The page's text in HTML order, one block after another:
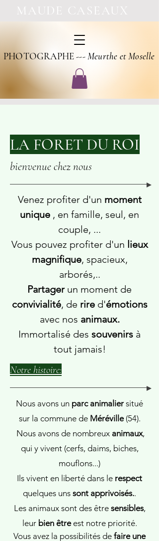
PHOTOGRAPHE ---Meurthe et Moselle
MAUDE CASEAUX
LA FORET DU ROI
bienvenue chez nous
Venez profiter d'un moment
unique , en famille, seul, en
couple, ...
Vous pouvez profiter d'un lieux
magnifique, spacieux,
arborés,..
Partagerun moment de
convivialité, de rired'émotions
avec nos animaux.
Immortalisé des souvenirs à
tout jamais!
Notre histoire:
Nous avons un parc animalier situé
sur la commune de Méréville (54).
Nous avons de nombreux animaux,
qui y vivent (cerfs, daims, biches,
mouflons...)
Ils vivent en liberté dans le respect
quelques uns sont apprivoisés..
Les animaux sont des être sensibles,
leur bien êtreest notre priorité.
Vous avez la possibilités de faire une